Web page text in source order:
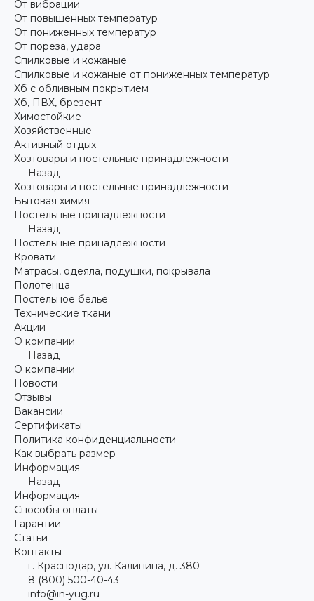
От вибрации
От повышенных температур
От пониженных температур
От пореза, удара
Спилковые и кожаные
Спилковые и кожаные от пониженных температур
Хб с обливным покрытием
Хб, ПВХ, брезент
Химостойкие
Хозяйственные
Активный отдых
Хозтовары и постельные принадлежности
Назад
Хозтовары и постельные принадлежности
Бытовая химия
Постельные принадлежности
Назад
Постельные принадлежности
Кровати
Матрасы, одеяла, подушки, покрывала
Полотенца
Постельное белье
Технические ткани
Акции
О компании
Назад
О компании
Новости
Отзывы
Вакансии
Сертификаты
Политика конфиденциальности
Как выбрать размер
Информация
Назад
Информация
Способы оплаты
Гарантии
Статьи
Контакты
г. Краснодар, ул. Калинина, д. 380
8 (800) 500-40-43
info@in-yug.ru